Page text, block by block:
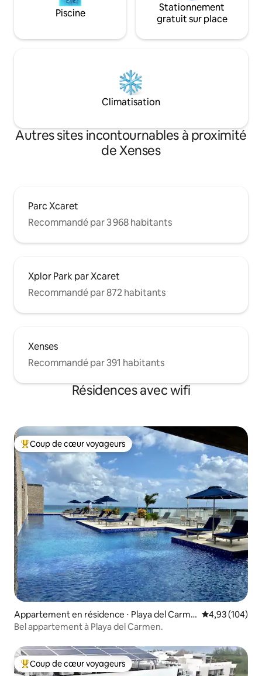
Piscine
Stationnement
gratuit sur place
Climatisation
Autres sites incontournables à proximité
de Xenses
Parc Xcaret
Recommandé par 3 968 habitants
Xplor Park par Xcaret
Recommandé par 872 habitants
Xenses
Recommandé par 391 habitants
Résidences avec wifi
Coups de cœur voyageurs les plus appréciés
Coup de cœur voyageurs
Appartement en résidence ⋅ Playa del Carme
n
Évaluation
4,93 (104)
Bel appartement à Playa del Carmen.
Coups de cœur voyageurs les plus appréciés
Coup de cœur voyageurs